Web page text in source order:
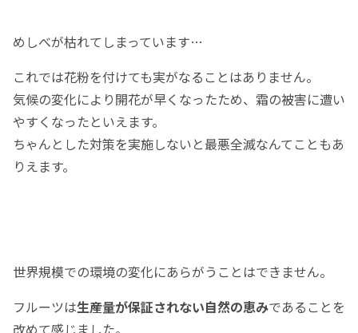
めしべが枯れてしまっています…
これでは花粉を付けても実がなることはありません。
気候の変化により開花が早くなったため、霜の被害に遭い
やすくなったといえます。
ちゃんとした対策を実施しないと最悪全滅なんてこともあ
りえます。
世界規模での環境の変化にあらがうことはできません。
フルーツは生産量が保証されない自然の恵みであることを
改めて感じました。